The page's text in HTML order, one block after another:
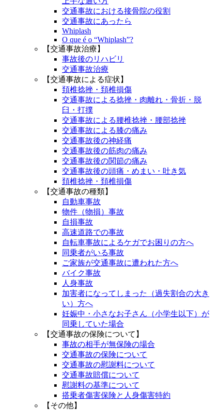
交通事故における接骨院の役割
交通事故にあったら
Whiplash
O que é o “Whiplash”?
【交通事故治療】
事故後のリハビリ
交通事故治療
【交通事故による症状】
頚椎捻挫・頚椎損傷
交通事故による捻挫・肉離れ・骨折・脱
臼・打撲
交通事故による腰椎捻挫・腰部捻挫
交通事故による膝の痛み
交通事故後の神経痛
交通事故後の筋肉の痛み
交通事故後の関節の痛み
交通事故後の頭痛・めまい・吐き気
頚椎捻挫・頚椎損傷
【交通事故の種類】
自動車事故
物件（物損）事故
自損事故
高速道路での事故
自転車事故によるケガでお困りの方へ
同乗者がいる事故
ご家族が交通事故に遭われた方へ
バイク事故
人身事故
加害者になってしまった（過失割合の大き
い）方へ
妊娠中・小さなお子さん（小学生以下）が
同乗していた場合
【交通事故の保険について】
事故の相手が無保険の場合
交通事故の保険について
交通事故の慰謝料について
交通事故賠償について
慰謝料の基準について
搭乗者傷害保険と人身傷害特約
【その他】